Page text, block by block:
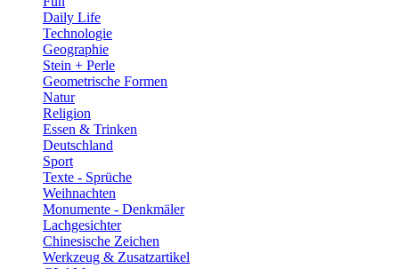
Daily Life
Technologie
Geographie
Stein + Perle
Geometrische Formen
Natur
Religion
Essen & Trinken
Deutschland
Sport
Texte - Sprüche
Weihnachten
Monumente - Denkmäler
Lachgesichter
Chinesische Zeichen
Werkzeug & Zusatzartikel